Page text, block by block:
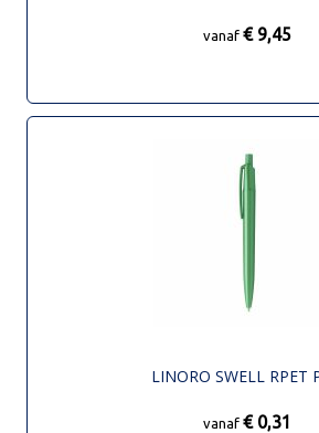
vanaf € 9,45
LINORO SWELL RPET
vanaf € 0,31